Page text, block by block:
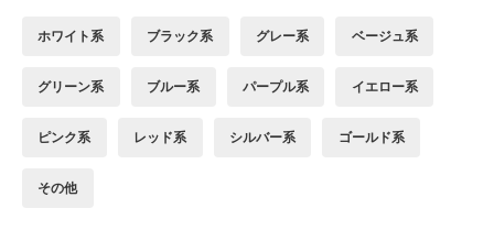
ホワイト系 ブラック系 グレー系 ベージュ系
グリーン系 ブルー系 パープル系 イエロー系
ピンク系 レッド系 シルバー系 ゴールド系
その他